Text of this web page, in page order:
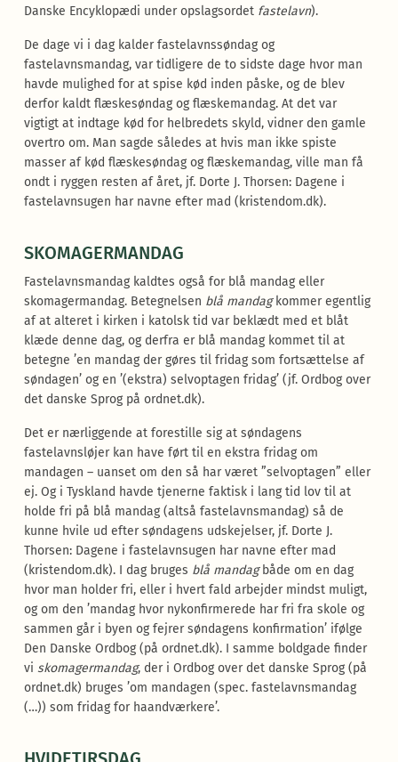
Danske Encyklopædi under opslagsordet fastelavn).
De dage vi i dag kalder fastelavnssøndag og
fastelavnsmandag, var tidligere de to sidste dage hvor man
havde mulighed for at spise kød inden påske, og de blev
derfor kaldt flæskesøndag og flæskemandag. At det var
vigtigt at indtage kød for helbredets skyld, vidner den gamle
overtro om. Man sagde således at hvis man ikke spiste
masser af kød flæskesøndag og flæskemandag, ville man få
ondt i ryggen resten af året, jf. Dorte J. Thorsen: Dagene i
fastelavnsugen har navne efter mad (kristendom.dk).
SKOMAGERMANDAG
Fastelavnsmandag kaldtes også for blå mandag eller
skomagermandag. Betegnelsen blå mandagkommer egentlig
af at alteret i kirken i katolsk tid var beklædt med et blåt
klæde denne dag, og derfra er blå mandag kommet til at
betegne ’en mandag der gøres til fridag som fortsættelse af
søndagen’ og en ’(ekstra) selvoptagen fridag’ (jf. Ordbog over
det danske Sprog på ordnet.dk).
Det er nærliggende at forestille sig at søndagens
fastelavnsløjer kan have ført til en ekstra fridag om
mandagen – uanset om den så har været ”selvoptagen” eller
ej. Og i Tyskland havde tjenerne faktisk i lang tid lov til at
holde fri på blå mandag (altså fastelavnsmandag) så de
kunne hvile ud efter søndagens udskejelser, jf. Dorte J.
Thorsen: Dagene i fastelavnsugen har navne efter mad
(kristendom.dk). I dag bruges blå mandagbåde om en dag
hvor man holder fri, eller i hvert fald arbejder mindst muligt,
og om den ’mandag hvor nykonfirmerede har fri fra skole og
sammen går i byen og fejrer søndagens konfirmation’ ifølge
Den Danske Ordbog (på ordnet.dk). I samme boldgade finder
vi skomagermandag, der i Ordbog over det danske Sprog (på
ordnet.dk) bruges ’om mandagen (spec. fastelavnsmandag
(…)) som fridag for haandværkere’.